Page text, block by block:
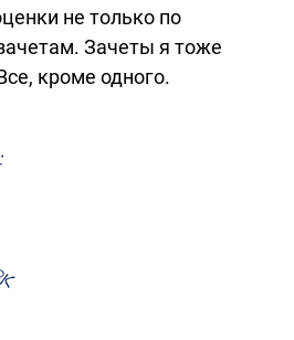
не только по
Зачеты я тоже
кроме одного.